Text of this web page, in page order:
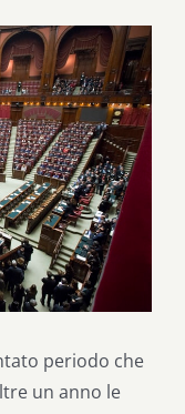
periodo che
un anno le